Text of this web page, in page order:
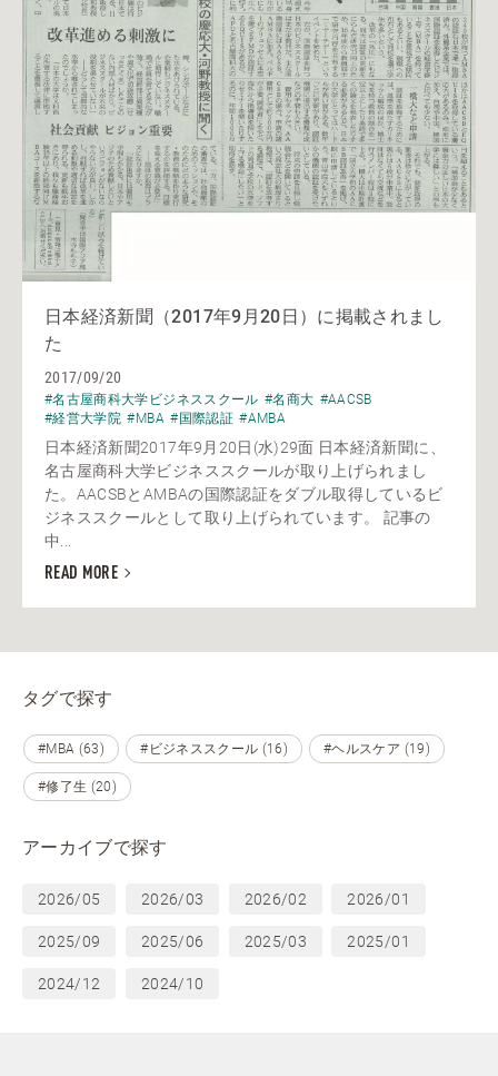
日本経済新聞（2017年9月20日）に掲載されまし
た
2017/09/20
#名古屋商科大学ビジネススクール #名商大 #AACSB
#経営大学院 #MBA #国際認証 #AMBA
日本経済新聞2017年9月20日(水)29面 日本経済新聞に、
名古屋商科大学ビジネススクールが取り上げられまし
た。AACSBとAMBAの国際認証をダブル取得しているビ
ジネススクールとして取り上げられています。 記事の
中...
READ MORE
タグで探す
#MBA (63) #ビジネススクール (16) #ヘルスケア (19)
#修了生 (20)
アーカイブで探す
2026/05 2026/03 2026/02 2026/01
2025/09 2025/06 2025/03 2025/01
2024/12 2024/10